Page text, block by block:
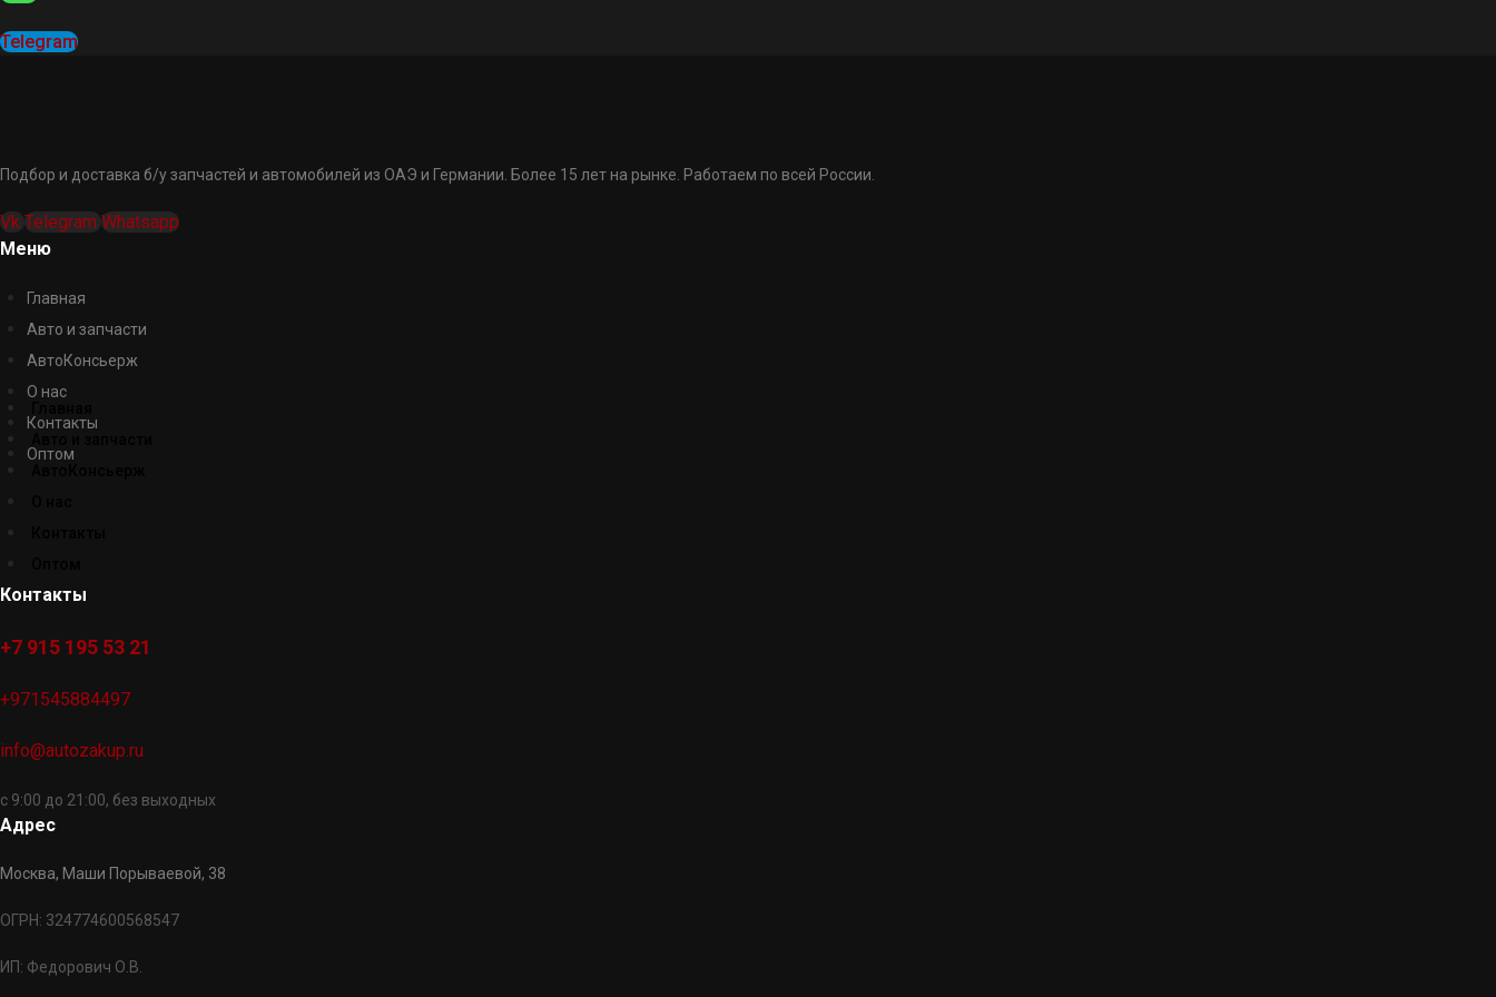
Telegram
Подбор и доставка б/у запчастей и автомобилей из ОАЭ и Германии. Более 15 лет на рынке. Работаем по всей России.
Vk Telegram Whatsapp
Меню
Главная
Авто и запчасти
АвтоКонсьерж
О нас
Контакты
Оптом
Контакты
+7 915 195 53 21
+971545884497
info@autozakup.ru
с 9:00 до 21:00, без выходных
Адрес
Москва, Маши Порываевой, 38
ОГРН: 324774600568547
ИП: Федорович О.В.